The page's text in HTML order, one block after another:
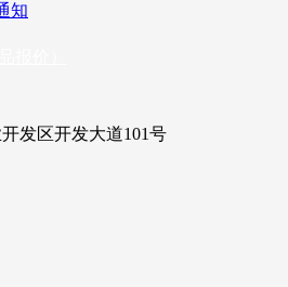
知
发区开发大道101号